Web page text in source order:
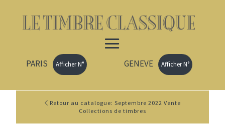
PARIS Afficher N° GENEVE Afficher N°
Retour au catalogue: Septembre 2022 Vente
Collections de timbres